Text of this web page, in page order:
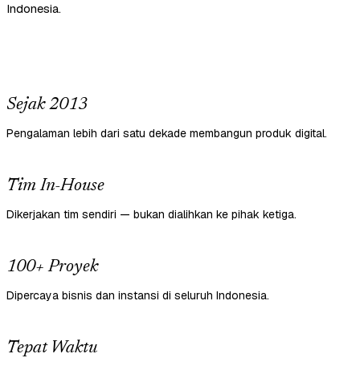
Indonesia.
Sejak 2013
Pengalaman lebih dari satu dekade membangun produk digital.
Tim In-House
Dikerjakan tim sendiri — bukan dialihkan ke pihak ketiga.
100+ Proyek
Dipercaya bisnis dan instansi di seluruh Indonesia.
Tepat Waktu